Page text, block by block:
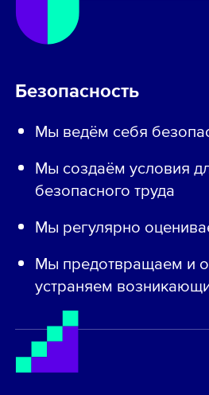
Безопасность
Мы ведём себя
Мы создаём условия
безопасного труда
Мы регулярно
Мы предотвращаем и
устраняем